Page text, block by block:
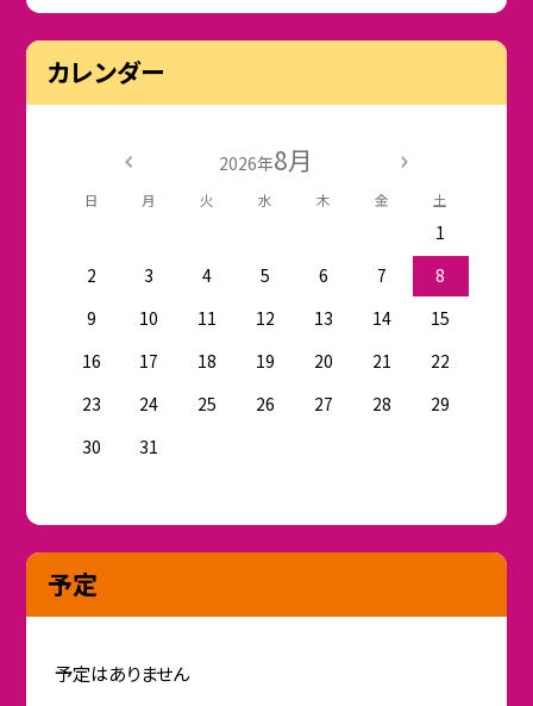
カレンダー
2026年8月
日 月 火 水 木 金 土
1
2
3 4 5 6 7
8
9
10 11 12 13 14
15
16
17 18 19 20 21
22
23
24 25 26 27 28
29
30
31
予定
予定はありません